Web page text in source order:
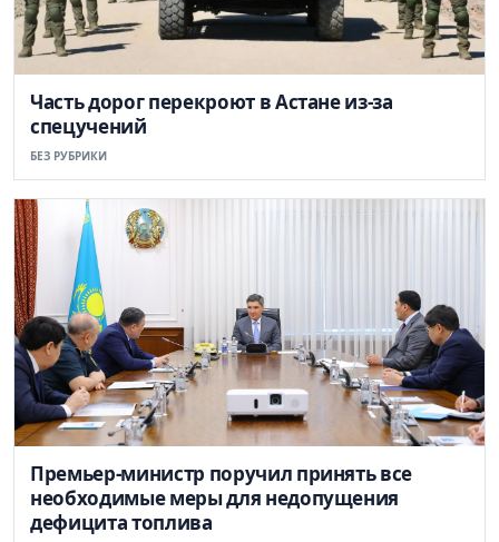
Часть дорог перекроют в Астане из-за
спецучений
БЕЗ РУБРИКИ
Премьер-министр поручил принять все
необходимые меры для недопущения
дефицита топлива